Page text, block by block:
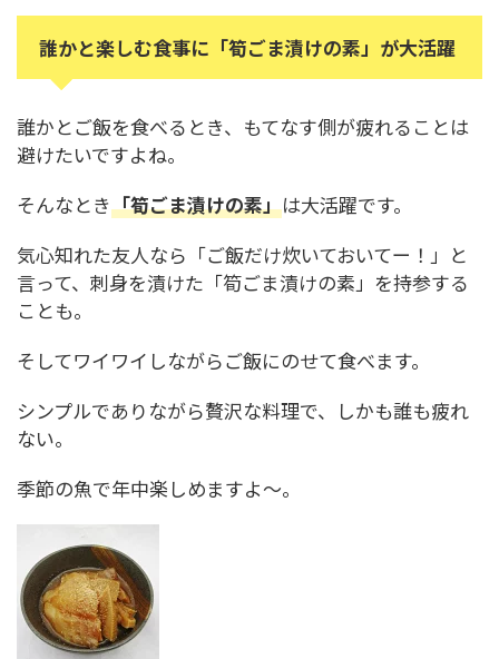
誰かと楽しむ食事に「筍ごま漬けの素」が大活躍
誰かとご飯を食べるとき、もてなす側が疲れることは
避けたいですよね。
そんなとき「筍ごま漬けの素」は大活躍です。
気心知れた友人なら「ご飯だけ炊いておいてー！」と
言って、刺身を漬けた「筍ごま漬けの素」を持参する
ことも。
そしてワイワイしながらご飯にのせて食べます。
シンプルでありながら贅沢な料理で、しかも誰も疲れ
ない。
季節の魚で年中楽しめますよ～。